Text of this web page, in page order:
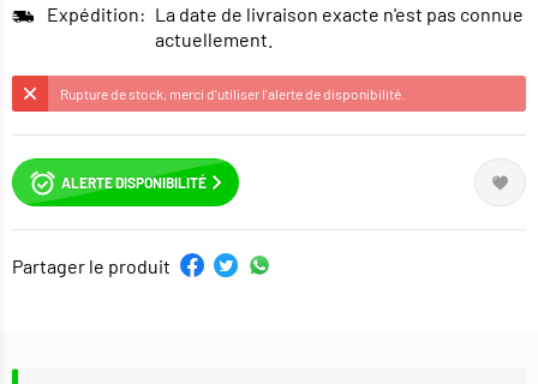
Expédition: La date de livraison exacte n'est pas connue
actuellement.
Rupture de stock, merci d'utiliser l'alerte de disponibilité.
ALERTE DISPONIBILITÉ
Partager le produit